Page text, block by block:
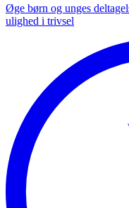
Øge børn og unges
ulighed i trivsel